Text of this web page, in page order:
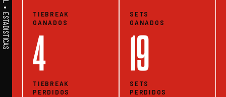
TIEBREAK
GANADOS
4
TIEBREAK
PERDIDOS
SETS
GANADOS
19
SETS
PERDIDOS